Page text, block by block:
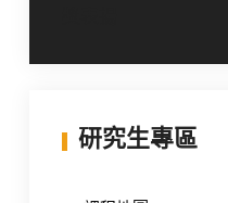
覽
研究生專區